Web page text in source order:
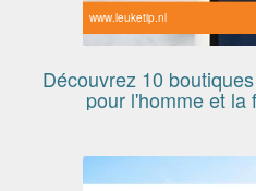
www.leuketip.nl
Découvrez 10
pour l'homme et la